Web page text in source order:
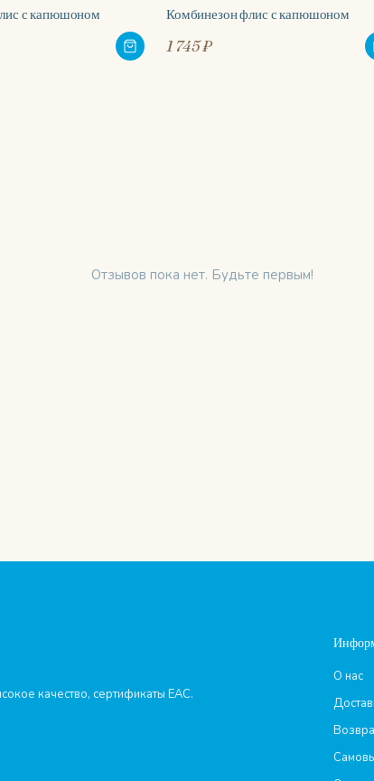
с капюшоном Комбинезон флис с капюшоном
1 745 ₽
Отзывов пока нет. Будьте первым!
качество, сертификаты ЕАС.
О нас